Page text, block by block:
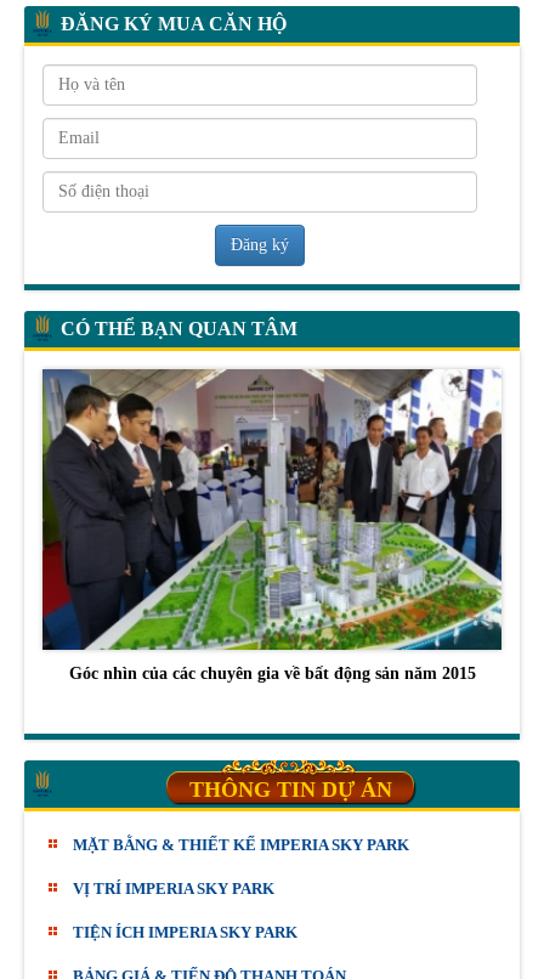
ĐĂNG KÝ MUA CĂN HỘ
Đăng ký
CÓ THỂ BẠN QUAN TÂM
Góc nhìn của các chuyên gia về bất động sản năm 2015
THÔNG TIN DỰ ÁN
MẶT BẰNG & THIẾT KẾ IMPERIA SKY PARK
VỊ TRÍ IMPERIA SKY PARK
TIỆN ÍCH IMPERIA SKY PARK